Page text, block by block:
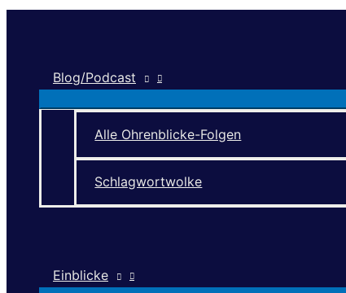
Blog/Podcast
Alle Ohrenblicke-Folgen
Schlagwortwolke
Einblicke